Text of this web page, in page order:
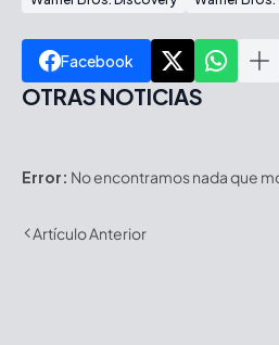
Facebook
OTRAS NOTICIAS
Error: No encontramos nada que
Artículo Anterior